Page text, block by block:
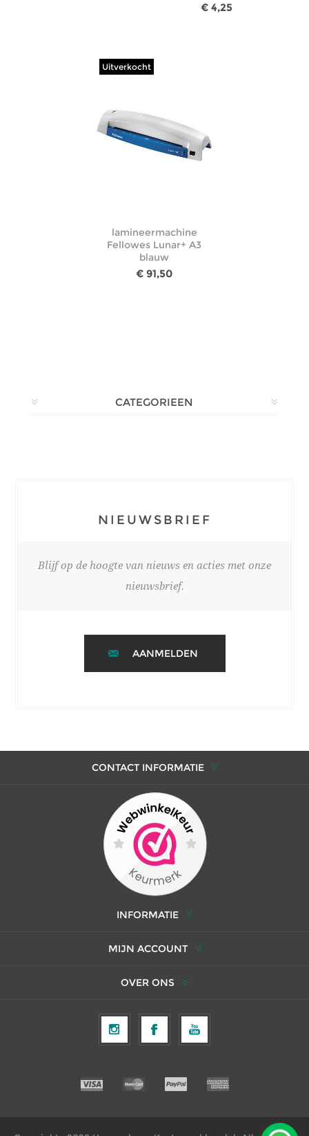
€ 4,25
Uitverkocht
lamineermachine
Fellowes Lunar+ A3
blauw
€ 91,50
CATEGORIEEN
NIEUWSBRIEF
Blijf op de hoogte van nieuws en acties met onze
nieuwsbrief.
AANMELDEN
CONTACT INFORMATIE
INFORMATIE
MIJN ACCOUNT
OVER ONS